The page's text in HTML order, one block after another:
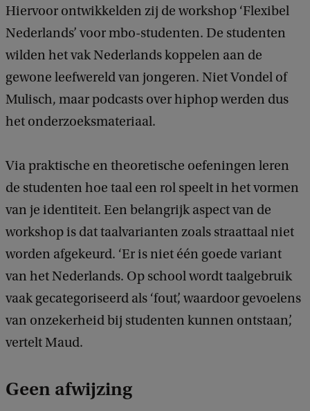
Hiervoor ontwikkelden zij de workshop ‘Flexibel
Nederlands’ voor mbo-studenten. De studenten
wilden het vak Nederlands koppelen aan de
gewone leefwereld van jongeren. Niet Vondel of
Mulisch, maar podcasts over hiphop werden dus
het onderzoeksmateriaal.
Via praktische en theoretische oefeningen leren
de studenten hoe taal een rol speelt in het vormen
van je identiteit. Een belangrijk aspect van de
workshop is dat taalvarianten zoals straattaal niet
worden afgekeurd. ‘Er is niet één goede variant
van het Nederlands. Op school wordt taalgebruik
vaak gecategoriseerd als ‘fout’, waardoor gevoelens
van onzekerheid bij studenten kunnen ontstaan’,
vertelt Maud.
Geen afwijzing